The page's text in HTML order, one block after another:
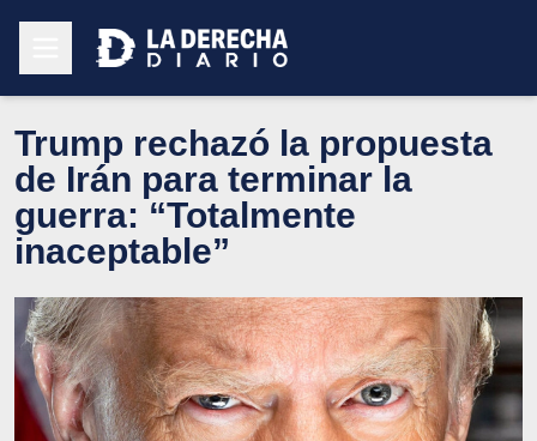
Trump rechazó la propuesta
de Irán para terminar la
guerra: “Totalmente
inaceptable”